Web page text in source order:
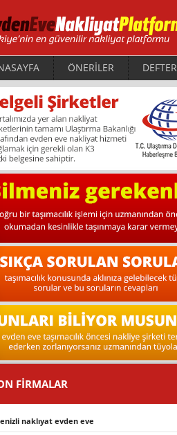
ÖNERİLER DEFTER
FİRMALAR
denizli naklıyat evden eve